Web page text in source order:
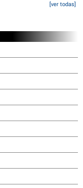
[ver todas]